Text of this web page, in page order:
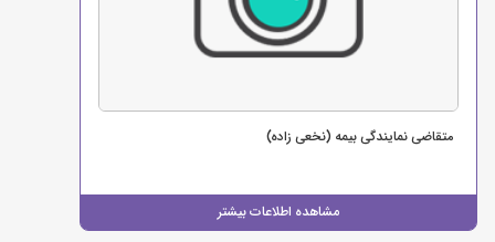
مشاهده اطلاعات بیشتر
متقاضی نمایندگی بیمه (نخعی زاده)